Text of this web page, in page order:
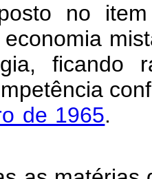
no
ficando
de 1965